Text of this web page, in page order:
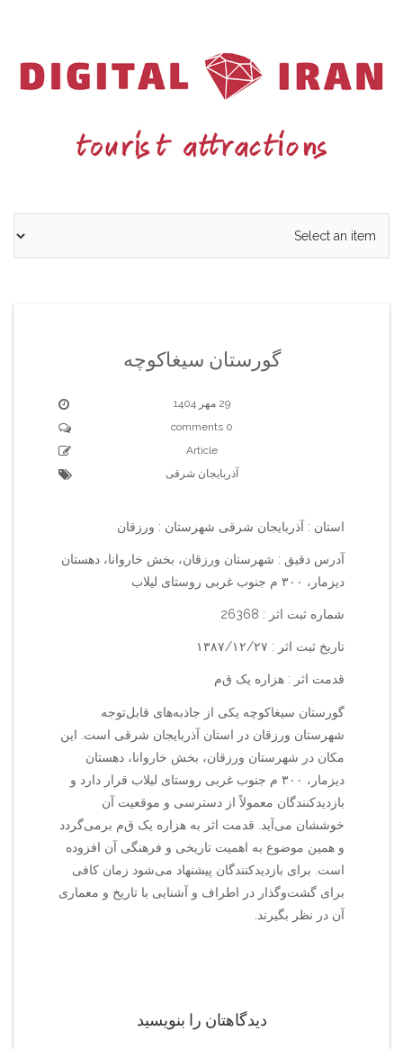
گورستان سیغاکوچه
29 مهر 1404
0 comments
Article
آذربایجان شرقی
استان : آذربایجان شرقی شهرستان : ورزقان
آدرس دقیق : شهرستان ورزقان، بخش خاروانا، دهستان
دیزمار، ۳۰۰ م جنوب غربی روستای لیلاب
شماره ثبت اثر : 26368
تاریخ ثبت اثر : ۱۳۸۷/۱۲/۲۷
قدمت اثر : هزاره یک ق‌م‌
گورستان سیغاکوچه یکی از جاذبه‌های قابل‌توجه
شهرستان ورزقان در استان آذربایجان شرقی است. این
مکان در شهرستان ورزقان، بخش خاروانا، دهستان
دیزمار، ۳۰۰ م جنوب غربی روستای لیلاب قرار دارد و
بازدیدکنندگان معمولاً از دسترسی و موقعیت آن
خوششان می‌آید. قدمت اثر به هزاره یک ق‌م‌ برمی‌گردد
و همین موضوع به اهمیت تاریخی و فرهنگی آن افزوده
است. برای بازدیدکنندگان پیشنهاد می‌شود زمان کافی
برای گشت‌وگذار در اطراف و آشنایی با تاریخ و معماری
آن در نظر بگیرند.
دیدگاهتان را بنویسید